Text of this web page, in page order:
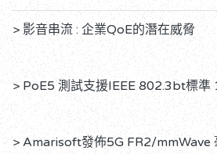
> 影音串流 : 企業QoE的潛在威脅
> PoE5 測試支援IEEE 802.3bt標準
> Amarisoft發佈5G FR2/mmWave